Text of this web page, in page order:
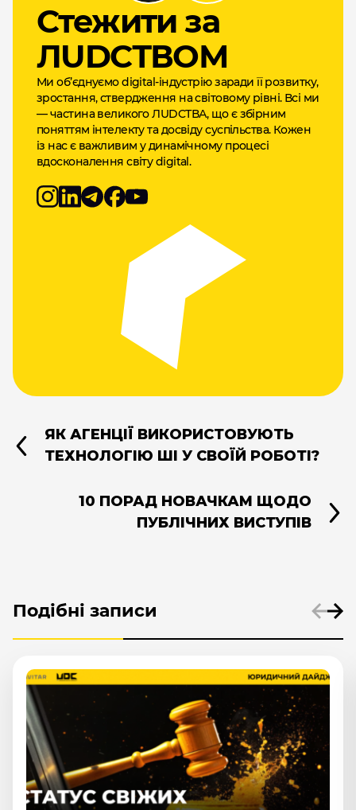
Cтежити за
ЛUDCТВОМ
Ми об’єднуємо digital-індустрію заради її розвитку,
зростання, ствердження на світовому рівні. Всі ми
— частина великого ЛUDCТВА, що є збірним
поняттям інтелекту та досвіду суспільства. Кожен
із нас є важливим у динамічному процесі
вдосконалення світу digital.
ЯК АГЕНЦІЇ ВИКОРИСТОВУЮТЬ
ТЕХНОЛОГІЮ ШІ У СВОЇЙ РОБОТІ?
10 ПОРАД НОВАЧКАМ ЩОДО
ПУБЛІЧНИХ ВИСТУПІВ
Подібні записи